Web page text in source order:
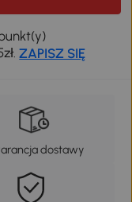
ZAPISZ SIĘ
dostawy